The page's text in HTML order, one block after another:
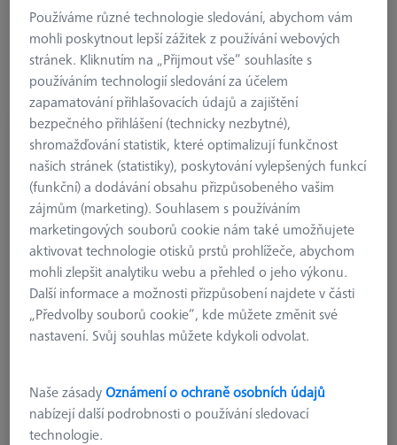
Nástroje
SADY
Sada nástrojů - AF25
000000-0735-165
Používáme různé technologie sledování, abychom vám
mohli poskytnout lepší zážitek z používání webových
stránek. Kliknutím na „Přijmout vše“ souhlasíte s
používáním technologií sledování za účelem
zapamatování přihlašovacích údajů a zajištění
bezpečného přihlášení (technicky nezbytné),
shromažďování statistik, které optimalizují funkčnost
našich stránek (statistiky), poskytování vylepšených funkcí
(funkční) a dodávání obsahu přizpůsobeného vašim
zájmům (marketing). Souhlasem s používáním
marketingových souborů cookie nám také umožňujete
aktivovat technologie otisků prstů prohlížeče, abychom
mohli zlepšit analytiku webu a přehled o jeho výkonu.
Další informace a možnosti přizpůsobení najdete v části
„Předvolby souborů cookie“, kde můžete změnit své
nastavení. Svůj souhlas můžete kdykoli odvolat.
Naše zásadyOznámení o ochraně osobních údajů
nabízejí další podrobnosti o používání sledovací
technologie.